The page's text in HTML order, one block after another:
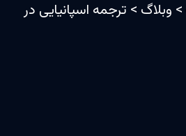
> وبلاگ > ترجمه اسپانیایی در